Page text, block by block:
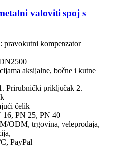
valoviti spoj s
pravokutni kompenzator
aksijalne, bočne i kutne
Prirubnički priključak 2.
čelik
16, PN 25, PN 40
ODM, trgovina, veleprodaja,
PayPal